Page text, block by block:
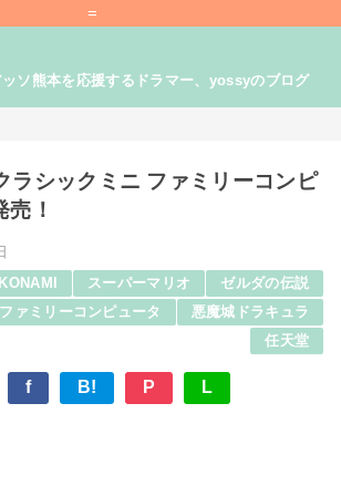
=
ソ熊本を応援するドラマー、yossyのブログ
ラシックミニ ファミリーコンピ
！
KONAMI スーパーマリオ
ゼルダの伝説
ファミリーコンピュータ
悪魔城ドラキュラ
任天堂
f B! P L